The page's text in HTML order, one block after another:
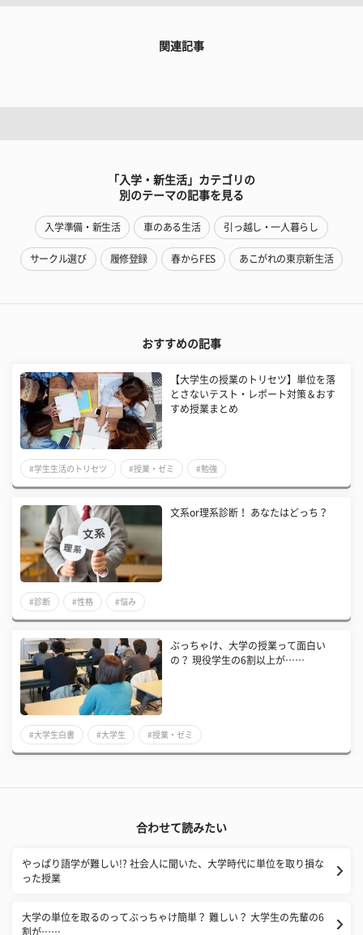
関連記事
「入学・新生活」カテゴリの
別のテーマの記事を見る
入学準備・新生活 車のある生活 引っ越し・一人暮らし
サークル選び 履修登録 春からFES あこがれの東京新生活
おすすめの記事
【大学生の授業のトリセツ】単位を落
とさないテスト・レポート対策＆おす
すめ授業まとめ
#学生生活のトリセツ #授業・ゼミ #勉強
文系or理系診断！ あなたはどっち？
#診断 #性格 #悩み
ぶっちゃけ、大学の授業って面白い
の？ 現役学生の6割以上が……
#大学生白書 #大学生 #授業・ゼミ
合わせて読みたい
やっぱり語学が難しい!? 社会人に聞いた、大学時代に単位を取り損な
った授業
大学の単位を取るのってぶっちゃけ簡単？ 難しい？ 大学生の先輩の6
割が……